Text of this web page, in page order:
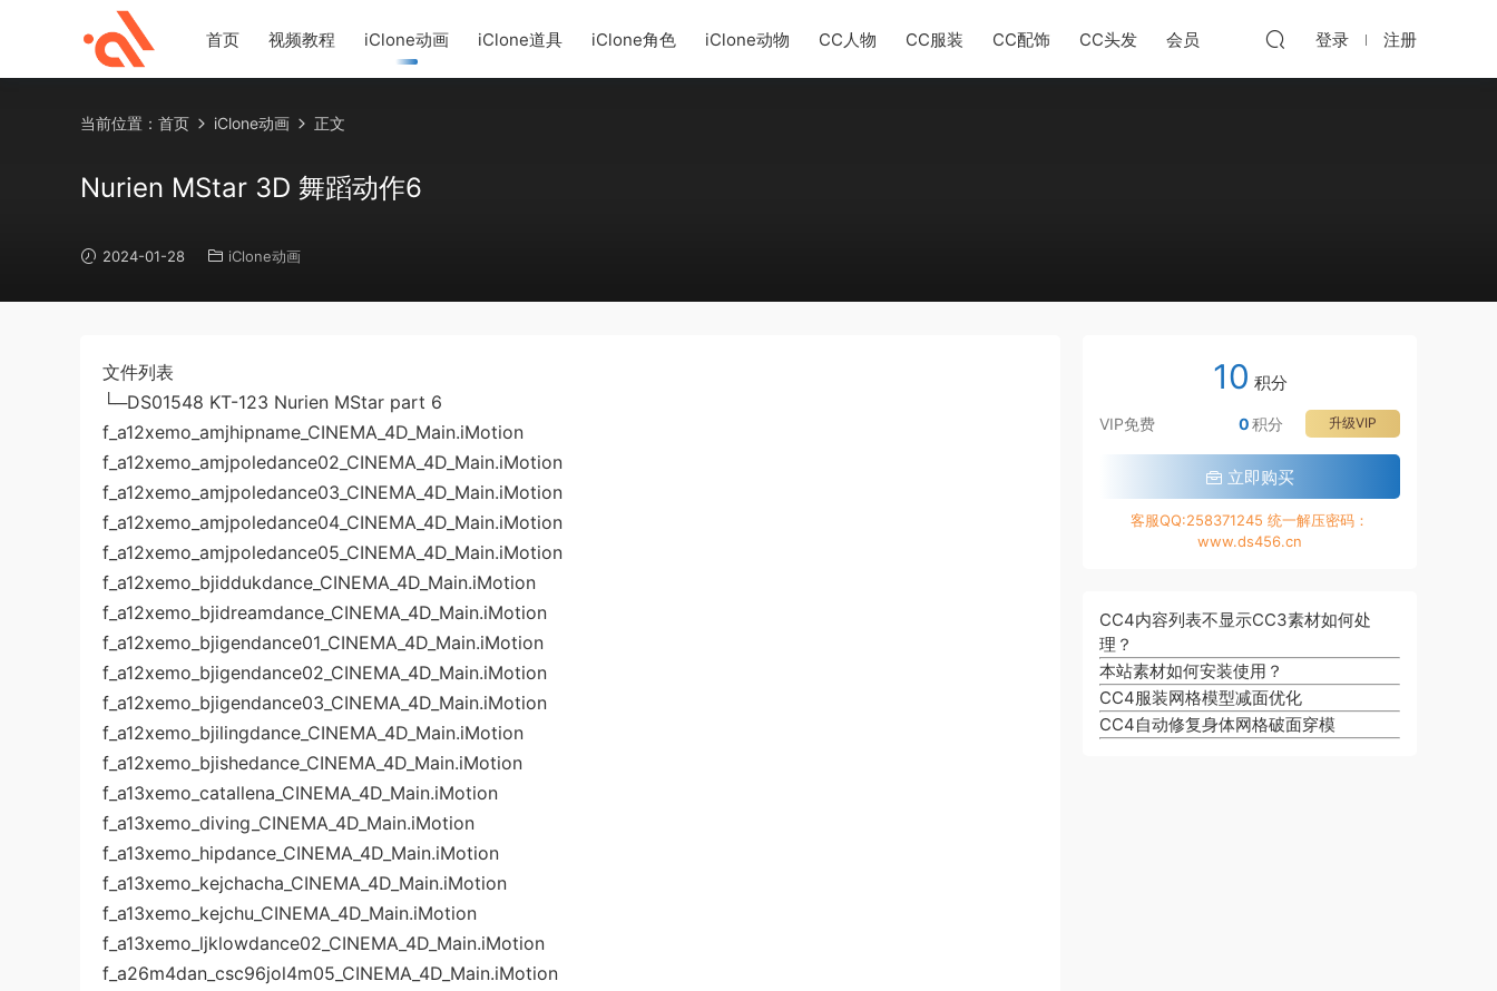
首页 视频教程 iClone动画 iClone道具 iClone角色 iClone动物 CC人物 CC服装 CC配饰 CC头发 会员 登录 注册
当前位置： 首页 iClone动画 正文
Nurien MStar 3D 舞蹈动作6
2024-01-28 iClone动画
文件列表
└─DS01548 KT-123 Nurien MStar part 6
f_a12xemo_amjhipname_CINEMA_4D_Main.iMotion
f_a12xemo_amjpoledance02_CINEMA_4D_Main.iMotion
f_a12xemo_amjpoledance03_CINEMA_4D_Main.iMotion
f_a12xemo_amjpoledance04_CINEMA_4D_Main.iMotion
f_a12xemo_amjpoledance05_CINEMA_4D_Main.iMotion
f_a12xemo_bjiddukdance_CINEMA_4D_Main.iMotion
f_a12xemo_bjidreamdance_CINEMA_4D_Main.iMotion
f_a12xemo_bjigendance01_CINEMA_4D_Main.iMotion
f_a12xemo_bjigendance02_CINEMA_4D_Main.iMotion
f_a12xemo_bjigendance03_CINEMA_4D_Main.iMotion
f_a12xemo_bjilingdance_CINEMA_4D_Main.iMotion
f_a12xemo_bjishedance_CINEMA_4D_Main.iMotion
f_a13xemo_catallena_CINEMA_4D_Main.iMotion
f_a13xemo_diving_CINEMA_4D_Main.iMotion
f_a13xemo_hipdance_CINEMA_4D_Main.iMotion
f_a13xemo_kejchacha_CINEMA_4D_Main.iMotion
f_a13xemo_kejchu_CINEMA_4D_Main.iMotion
f_a13xemo_ljklowdance02_CINEMA_4D_Main.iMotion
f_a26m4dan_csc96jol4m05_CINEMA_4D_Main.iMotion
10 积分
VIP免费 升级VIP
0积分
立即购买
客服QQ:258371245 统一解压密码：
www.ds456.cn
CC4内容列表不显示CC3素材如何处
理？
本站素材如何安装使用？
CC4服装网格模型减面优化
CC4自动修复身体网格破面穿模